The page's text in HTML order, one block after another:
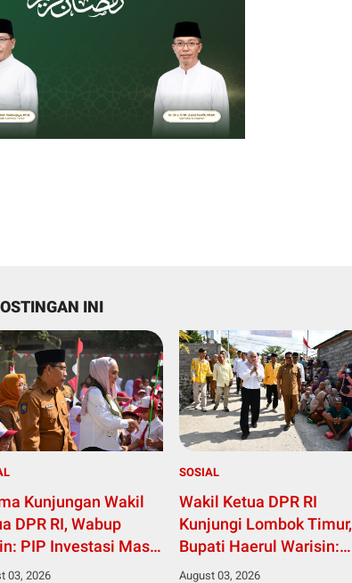
INI
Kunjungan Wakil
DPR RI, Wabup
PIP Investasi Masa
Cegah Pernikahan
03, 2026
SOSIAL
Wakil Ketua DPR RI
Kunjungi Lombok Timur,
Bupati Haerul Warisin:
Dukungan Ini Percepat
August 03, 2026